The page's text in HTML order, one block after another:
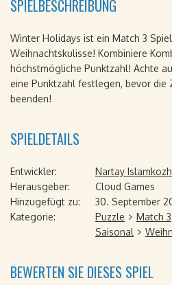
SPIELBESCHREIBUNG
Winter Holidays ist ein Match 3
Weihnachtskulisse! Kombiniere
höchstmögliche Punktzahl! Achte
eine Punktzahl festlegen, bevor die
beenden!
SPIELDETAILS
Entwickler:
Nartay
Herausgeber:
Cloud Games
Hinzugefügt zu:
30. September
Kategorie:
Puzzle
Match 3
Saisonal
BEWERTEN SIE DIESES SPIEL